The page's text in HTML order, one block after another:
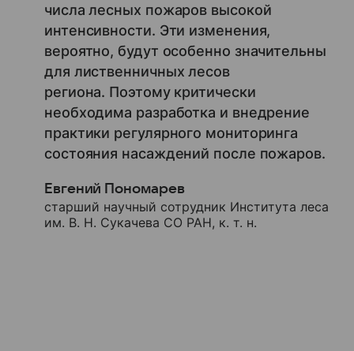
числа лесных пожаров высокой
интенсивности. Эти изменения,
вероятно, будут особенно значительны
для лиственничных лесов
региона. Поэтому критически
необходима разработка и внедрение
практики регулярного мониторинга
состояния насаждений после пожаров.
Евгений Пономарев
старший научный сотрудник Института леса
им. В. Н. Сукачева СО РАН, к. т. н.